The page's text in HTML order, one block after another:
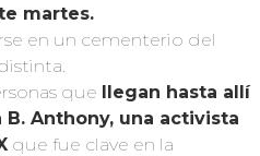
martes.
en un cementerio del
que llegan hasta allí
Anthony, una activista
que fue clave en la